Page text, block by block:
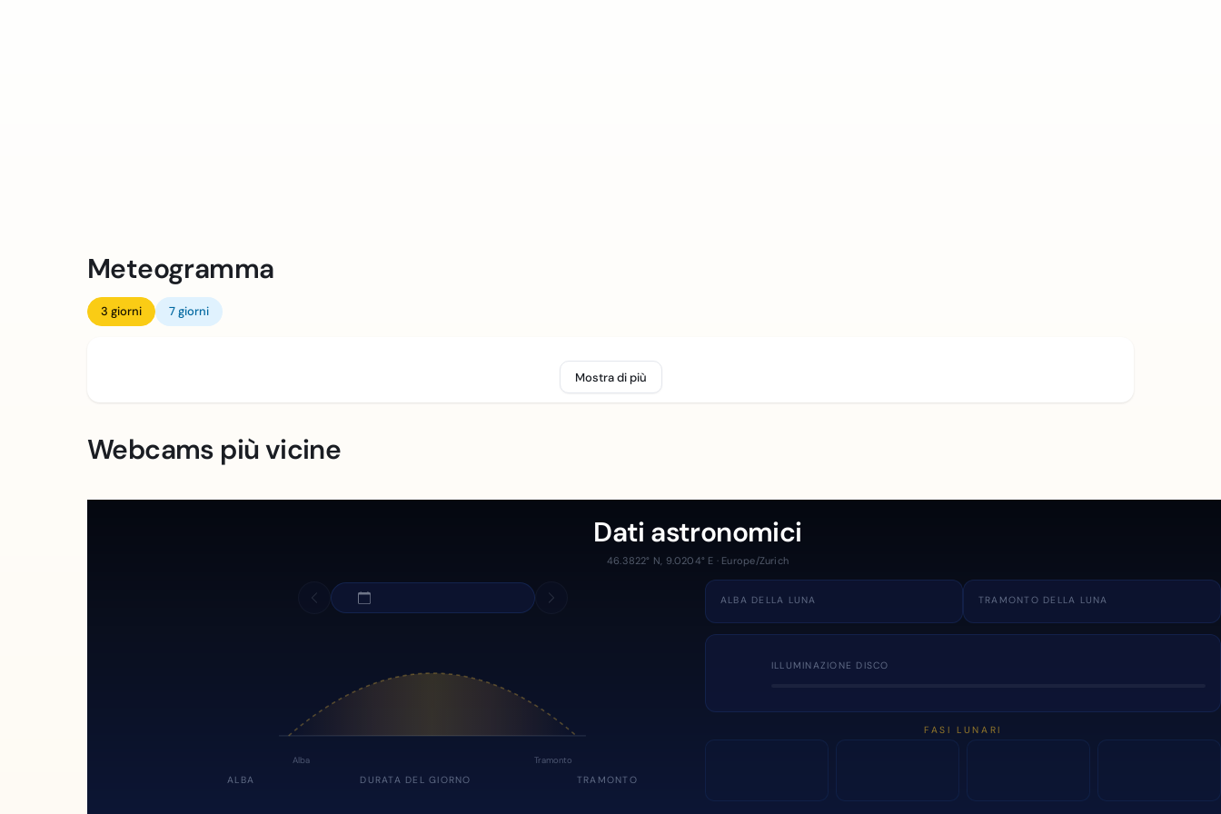
Meteogramma
3 giorni 7 giorni
Mostra di più
Webcams più vicine
Dati astronomici
46.3822° N, 9.0204° E · Europe/Zurich
Alba Tramonto
ALBA DURATA DEL GIORNO TRAMONTO
ALBA DELLA LUNA TRAMONTO DELLA LUNA
ILLUMINAZIONE DISCO
FASI LUNARI